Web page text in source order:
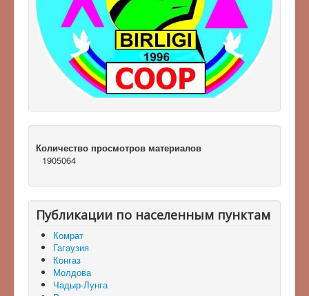
Количество просмотров материалов
1905064
Публикации по населенным пунктам
Комрат
Гагаузия
Конгаз
Молдова
Чадыр-Лунга